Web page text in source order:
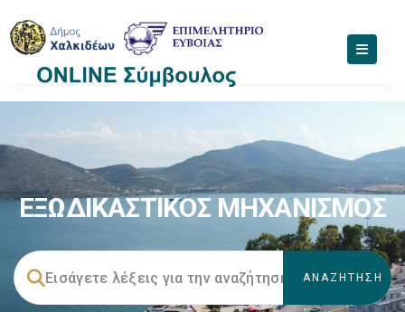
ΕΞΩΔΙΚΑΣΤΙΚΟΣ ΜΗΧΑΝΙΣΜΟΣ